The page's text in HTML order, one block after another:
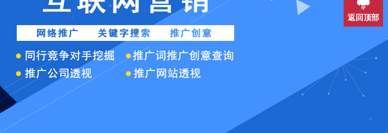
返回顶部